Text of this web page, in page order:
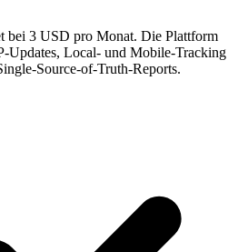
bei 3 USD pro Monat. Die Plattform
Updates, Local- und Mobile-Tracking
Source-of-Truth-Reports.